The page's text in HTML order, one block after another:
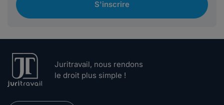
S'inscrire
Juritravail, nous rendons
le droit plus simple !